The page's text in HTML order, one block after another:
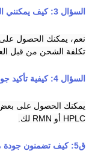
السؤال 3: كيف يمكنني
نعم، يمكنك الحصول على
تكلفة الشحن من قبل
السؤال 4: كيفية تأكيد جودة المنتج قبل وضع الطلبات
يمكنك الحصول على بعض
HPLC أو RMN لك.
ق5
: كيف تضمنون جودة